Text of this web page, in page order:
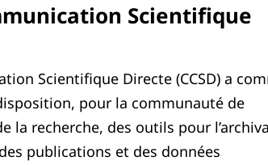
Scientifique
Scientifique Directe (CCSD) a
pour la communauté de
la recherche, des outils pour
publications et des données